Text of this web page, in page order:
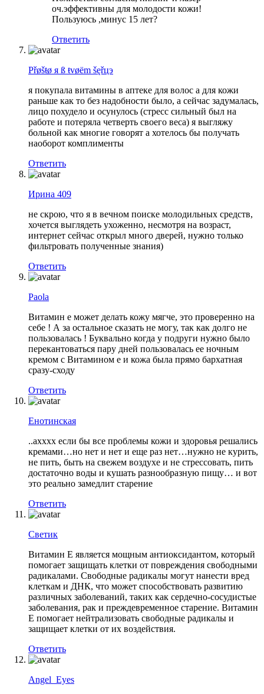
оч.эффективны для молодости кожи!
Пользуюсь ,минус 15 лет?
Ответить
Přøšŧø я ß ŧvøёm šęřцэ
я покупала витамины в аптеке для волос а для кожи
раньше как то без надобности было, а сейчас задумалась,
лицо похудело и осунулось (стресс сильный был на
работе и потеряла четверть своего веса) я выгляжу
больной как многие говорят а хотелось бы получать
наоборот комплименты
Ответить
Ирина 409
не скрою, что я в вечном поиске молодильных средств,
хочется выглядеть ухоженно, несмотря на возраст,
интернет сейчас открыл много дверей, нужно только
фильтровать полученные знания)
Ответить
Paola
Витамин е может делать кожу мягче, это проверенно на
себе ! А за остальное сказать не могу, так как долго не
пользовалась ! Буквально когда у подруги нужно было
перекантоваться пару дней пользовалась ее ночным
кремом с Витамином е и кожа была прямо бархатная
сразу-сходу
Ответить
Енотинская
..ахххх если бы все проблемы кожи и здоровья решались
кремами…но нет и нет и еще раз нет…нужно не курить,
не пить, быть на свежем воздухе и не стрессовать, пить
достаточно воды и кушать разнообразную пищу… и вот
это реально замедлит старение
Ответить
Светик
Витамин Е является мощным антиоксидантом, который
помогает защищать клетки от повреждения свободными
радикалами. Свободные радикалы могут нанести вред
клеткам и ДНК, что может способствовать развитию
различных заболеваний, таких как сердечно-сосудистые
заболевания, рак и преждевременное старение. Витамин
Е помогает нейтрализовать свободные радикалы и
защищает клетки от их воздействия.
Ответить
Angel_Eyes